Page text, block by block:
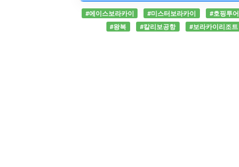
#에이스보라카이 #미스터보라카이 #호핑투어
#왕복
#칼리보공항 #보라카이리조트